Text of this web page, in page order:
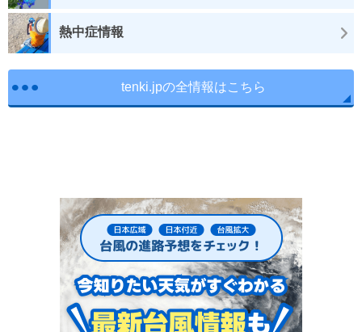
熱中症情報
tenki.jpの全情報はこちら